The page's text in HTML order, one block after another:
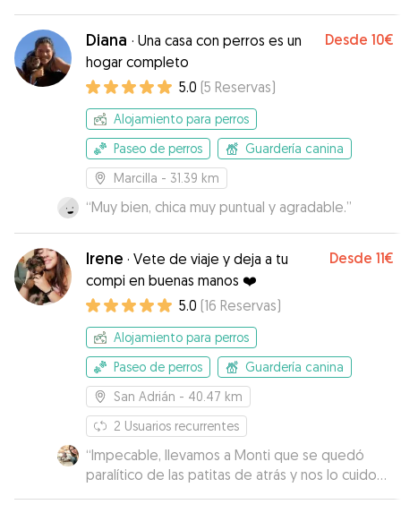
Diana · Una casa con perros es un
hogar completo
Desde 10€
5.0 (5 Reservas)
Alojamiento para perros
Paseo de perros
Guardería canina
Marcilla - 31.39 km
“Muy bien, chica muy puntual y agradable.”
Irene · Vete de viaje y deja a tu
compi en buenas manos ❤️
Desde 11€
5.0 (16 Reservas)
Alojamiento para perros
Paseo de perros
Guardería canina
San Adrián - 40.47 km
2 Usuarios recurrentes
“Impecable, llevamos a Monti que se quedó
paralítico de las patitas de atrás y nos lo cuido
como si fuera suyo. Muchas gracias por todo”